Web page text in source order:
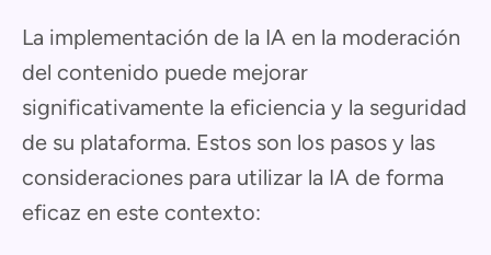
La implementación de la IA en la moderación
del contenido puede mejorar
significativamente la eficiencia y la seguridad
de su plataforma. Estos son los pasos y las
consideraciones para utilizar la IA de forma
eficaz en este contexto: